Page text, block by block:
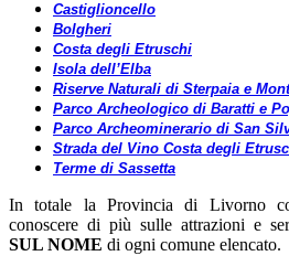
Castiglioncello
Bolgheri
Costa degli Etruschi
Isola dell’Elba
Riserve Naturali di Sterpaia e
Parco Archeologico di Baratti e
Parco Archeominerario di San
Strada del Vino Costa degli
Terme di Sassetta
In totale la Provincia di Livorno
conoscere di più sulle attrazioni e
SUL NOME di ogni comune elencato.